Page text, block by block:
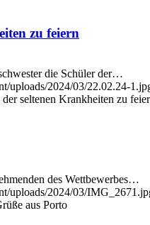
zu feiern
die Schüler der…
uploads/2024/03/22.02.24-
der seltenen Krankheiten zu
des Wettbewerbes…
uploads/2024/03/
aus Porto